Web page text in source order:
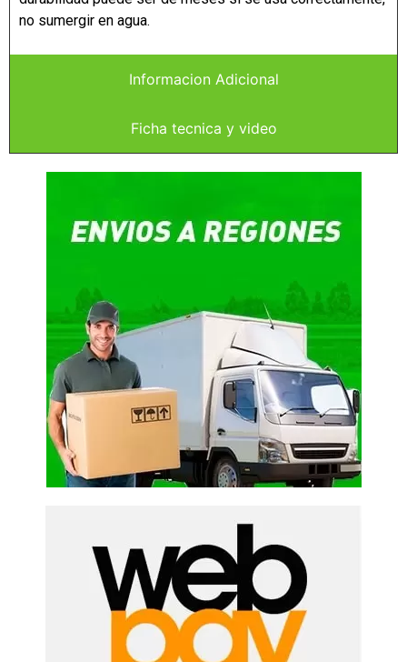
Informacion Adicional
Ficha tecnica y video
no sumergir en agua.